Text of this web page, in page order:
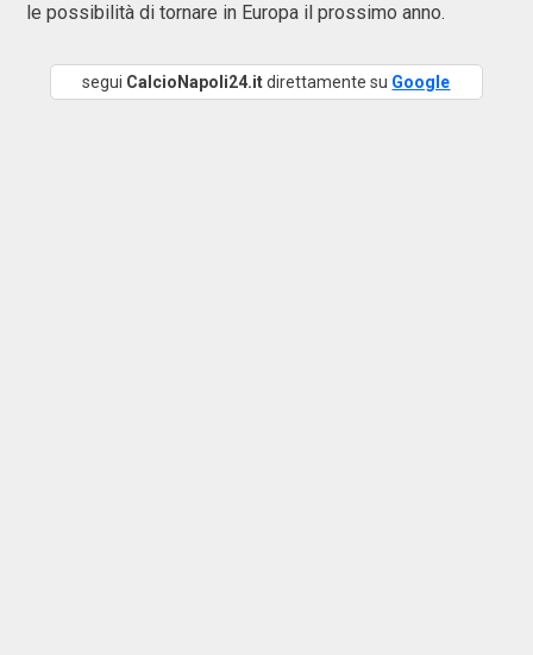
le possibilità di tornare in Europa il prossimo anno.
segui CalcioNapoli24.itdirettamente su Google